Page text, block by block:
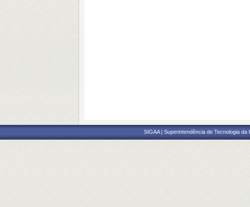
SIGAA | Superintendência de Tecnologia